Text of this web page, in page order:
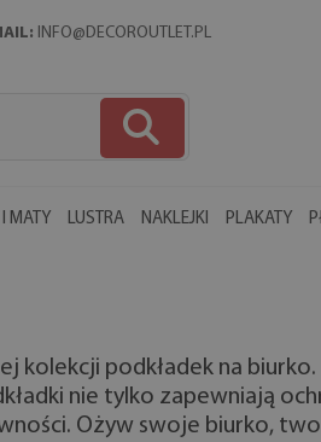
INFO@DECOROUTLET.PL
MATY LUSTRA NAKLEJKI PLAKATY
kolekcji podkładek na
nie tylko zapewniają
Ożyw swoje biurko,